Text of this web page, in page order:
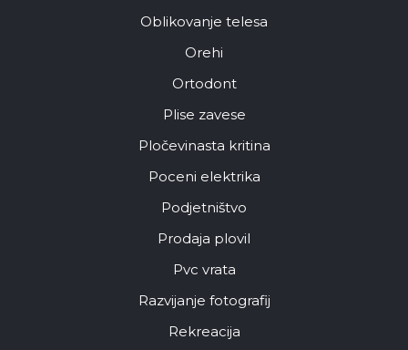
Oblikovanje telesa
Orehi
Ortodont
Plise zavese
Pločevinasta kritina
Poceni elektrika
Podjetništvo
Prodaja plovil
Pvc vrata
Razvijanje fotografij
Rekreacija